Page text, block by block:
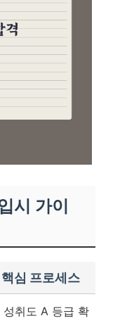
시 가이
심 프로세스
성취도 A 등급 확